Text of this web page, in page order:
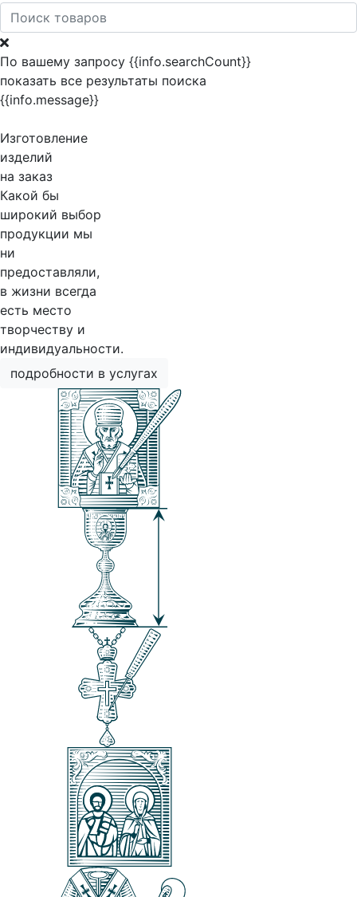
По вашему запросу {{info.searchCount}}
показать все результаты поиска
{{info.message}}
Изготовление
изделий
на заказ
Какой бы
широкий выбор
продукции мы
ни
предоставляли,
в жизни всегда
есть место
творчеству и
индивидуальности.
подробности в услугах